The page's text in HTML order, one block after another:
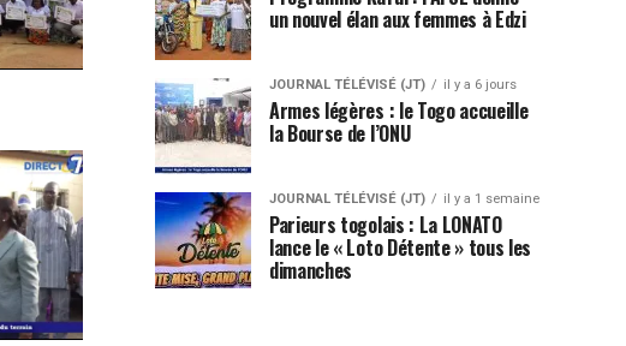
un nouvel élan aux femmes à Edzi
JOURNAL TÉLÉVISÉ (JT) il y a 6 jours
Armes légères : le Togo accueille
la Bourse de l’ONU
JOURNAL TÉLÉVISÉ (JT) il y a 1 semaine
Parieurs togolais : La LONATO
lance le « Loto Détente » tous les
dimanches